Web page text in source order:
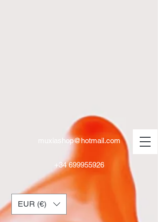
+34 699955926
EUR (€)
muxiashop@hotmail.com